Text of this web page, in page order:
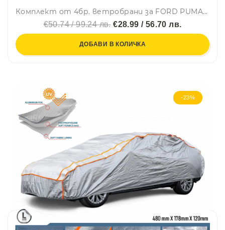
Комплект от 4бр. ветробрани за FORD PUMA 2020 г. +
€50.74 / 99.24 лв.€28.99 / 56.70 лв.
ДОБАВИ В КОЛИЧКА
-23%